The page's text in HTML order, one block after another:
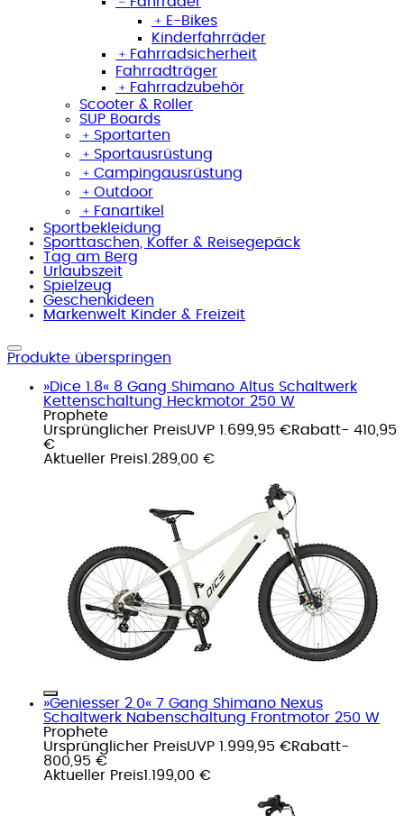
﹢ E-Bikes
Kinderfahrräder
﹢ Fahrradsicherheit
Fahrradträger
﹢ Fahrradzubehör
Scooter & Roller
SUP Boards
﹢ Sportarten
﹢ Sportausrüstung
﹢ Campingausrüstung
﹢ Outdoor
﹢ Fanartikel
Sportbekleidung
Sporttaschen, Koffer & Reisegepäck
Tag am Berg
Urlaubszeit
Spielzeug
Geschenkideen
Markenwelt Kinder & Freizeit
Produkte überspringen
»Dice 1.8« 8 Gang Shimano Altus Schaltwerk
Kettenschaltung Heckmotor 250 W
Prophete
Ursprünglicher PreisUVP 1.699,95 €Rabatt- 410,95
€
Aktueller Preis1.289,00 €
»Geniesser 2.0« 7 Gang Shimano Nexus
Schaltwerk Nabenschaltung Frontmotor 250 W
Prophete
Ursprünglicher PreisUVP 1.999,95 €Rabatt-
800,95 €
Aktueller Preis1.199,00 €